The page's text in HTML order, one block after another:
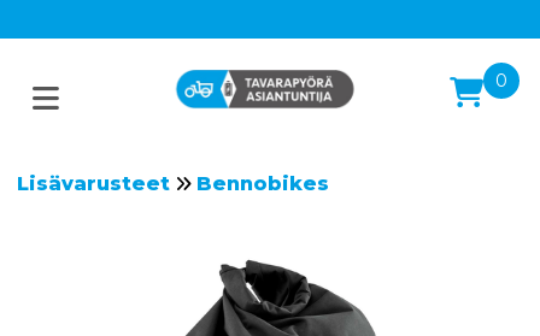
0
Lisävarusteet Bennobikes